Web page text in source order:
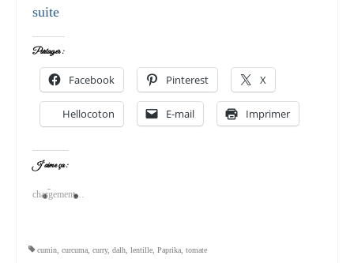
suite­­
Partager :
Facebook Pinterest X
Hellocoton E-mail Imprimer
J’aime ça :
chargement…
cumin curcuma curry, dalh lentille Paprika tomate